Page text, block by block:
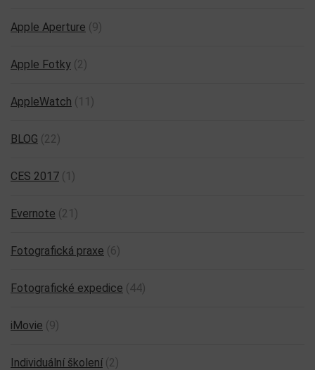
Apple Aperture (9)
Apple Fotky (2)
AppleWatch (11)
BLOG (22)
CES 2017 (1)
Evernote (21)
Fotografická praxe (6)
Fotografické expedice (44)
iMovie (9)
Individuální školení (2)